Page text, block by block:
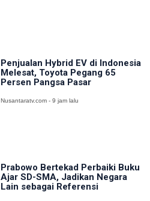
Penjualan Hybrid EV di Indonesia
Melesat, Toyota Pegang 65
Persen Pangsa Pasar
Nusantaratv.com - 9 jam lalu
Prabowo Bertekad Perbaiki Buku
Ajar SD-SMA, Jadikan Negara
Lain sebagai Referensi